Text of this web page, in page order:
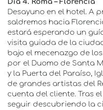
Desayuno en el hotel. A
saldremos hacia
estará esperando un
visita guiada de la
bajo el mecenazgo de
por el Duomo de Santa
y la Puerta del Paraíso,
de grandes artistas del
cuenta del cliente. Tras
seguir descubriendo la